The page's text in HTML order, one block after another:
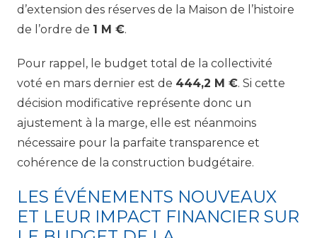
d’extension des réserves de la Maison de l’histoire
de l’ordre de 1 M €.
Pour rappel, le budget total de la collectivité
voté en mars dernier est de 444,2 M €. Si cette
décision modificative représente donc un
ajustement à la marge, elle est néanmoins
nécessaire pour la parfaite transparence et
cohérence de la construction budgétaire.
LES ÉVÉNEMENTS NOUVEAUX
ET LEUR IMPACT FINANCIER SUR